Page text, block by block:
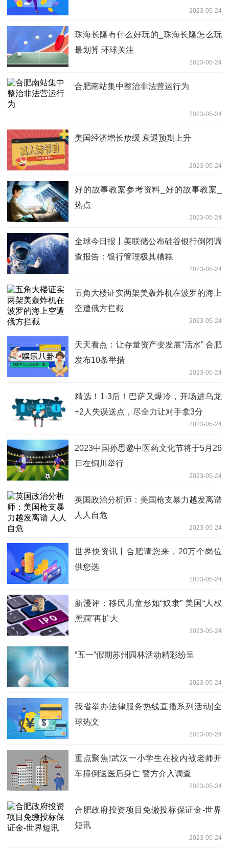
2023-05-24
珠海长隆有什么好玩的_珠海长隆怎么玩
最划算 环球关注
2023-05-24
合肥南站集中整治非法营运行为
2023-05-24
美国经济增长放缓 衰退预期上升
2023-05-24
好的故事教案参考资料_好的故事教案_
热点
2023-05-24
全球今日报丨美联储公布硅谷银行倒闭调
查报告：银行管理极其糟糕
2023-05-24
五角大楼证实两架美轰炸机在波罗的海上
空遭俄方拦截
2023-05-24
天天看点：让存量资产变发展“活水” 合肥
发布10条举措
2023-05-24
精选！1-3后！巴萨又爆冷，开场进乌龙
+2人失误送点，尽全力让对手拿3分
2023-05-24
2023中国孙思邈中医药文化节将于5月26
日在铜川举行
2023-05-24
英国政治分析师：美国枪支暴力越发离谱
人人自危
2023-05-24
世界快资讯丨合肥请您来，20万个岗位
供您选
2023-05-24
新漫评：移民儿童形如“奴隶” 美国“人权
黑洞”再扩大
2023-05-24
“五一”假期苏州园林活动精彩纷呈
2023-05-24
我省举办法律服务热线直播系列活动|全
球热文
2023-05-24
重点聚焦!武汉一小学生在校内被老师开
车撞倒送医后身亡 警方介入调查
2023-05-24
合肥政府投资项目免缴投标保证金-世界
短讯
2023-05-24